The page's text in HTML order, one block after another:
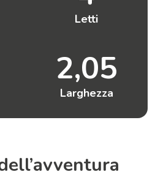
Letti
2,05
Larghezza